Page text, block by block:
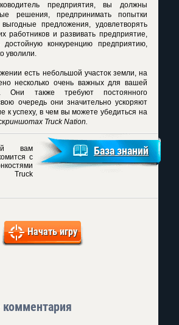
предприятия, вы должны
решения, предпринимать попытки
предложения, удовлетворять
работников и развивать предприятие,
достойную конкуренцию предприятию,
уволили.
есть небольшой участок земли, на
несколько очень важных для вашей
Они также требуют постоянного
очередь они значительно ускоряют
к успеху, в чем вы можете убедиться на
Truck Nation.
вам
с
Truck
База знаний
Начать игру